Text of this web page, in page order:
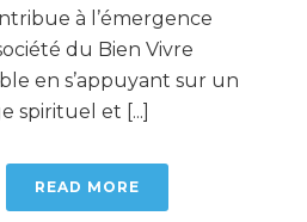
à l’émergence
du Bien Vivre
en s’appuyant sur un
spirituel et [...]
READ MORE